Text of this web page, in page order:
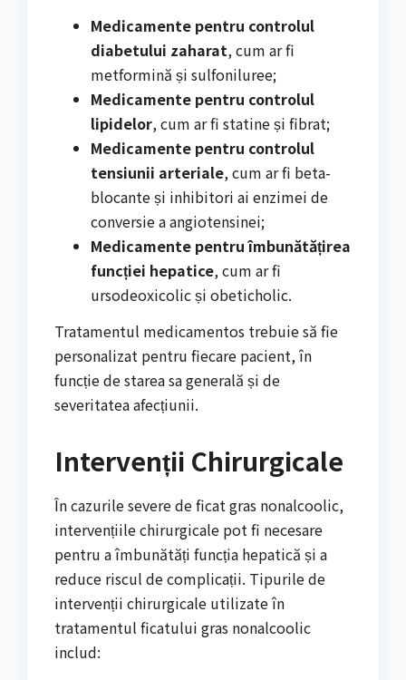
Medicamente pentru controlul
diabetului zaharat, cum ar fi
metformină și sulfoniluree;
Medicamente pentru controlul
lipidelor, cum ar fi statine și fibrat;
Medicamente pentru controlul
tensiunii arteriale, cum ar fi beta-
blocante și inhibitori ai enzimei de
conversie a angiotensinei;
Medicamente pentru îmbunătățirea
funcției hepatice, cum ar fi
ursodeoxicolic și obeticholic.
Tratamentul medicamentos trebuie să fie
personalizat pentru fiecare pacient, în
funcție de starea sa generală și de
severitatea afecțiunii.
Intervenții Chirurgicale
În cazurile severe de ficat gras nonalcoolic,
intervențiile chirurgicale pot fi necesare
pentru a îmbunătăți funcția hepatică și a
reduce riscul de complicații. Tipurile de
intervenții chirurgicale utilizate în
tratamentul ficatului gras nonalcoolic
includ: